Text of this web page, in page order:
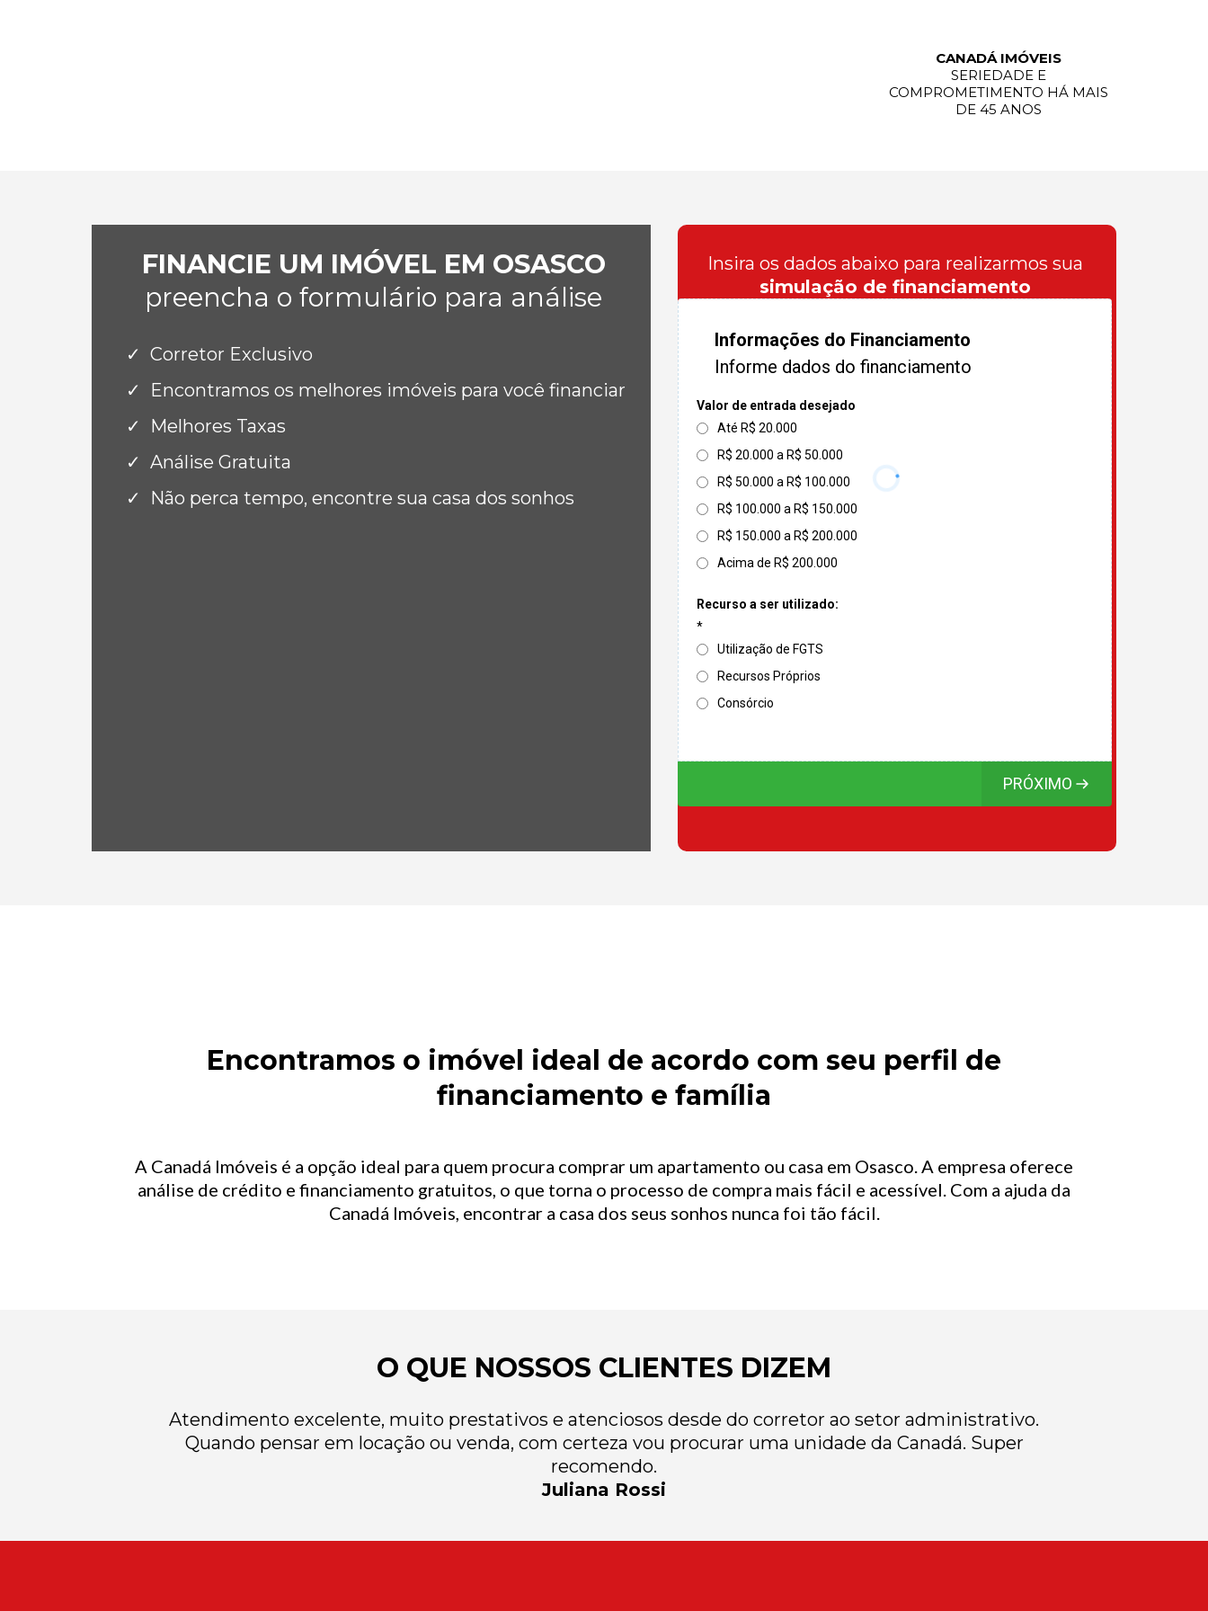
CANADÁ IMÓVEIS
SERIEDADE E
COMPROMETIMENTO HÁ MAIS
DE 45 ANOS
FINANCIE UM IMÓVEL EM OSASCO
preencha o formulário para análise
Corretor Exclusivo
Encontramos os melhores imóveis para você financiar
Melhores Taxas
Análise Gratuita
Não perca tempo, encontre sua casa dos sonhos
Insira os dados abaixo para realizarmos sua
simulação de financiamento
Informações do Financiamento
Informe dados do financiamento
Valor de entrada desejado
Até R$ 20.000
R$ 20.000 a R$ 50.000
R$ 50.000 a R$ 100.000
R$ 100.000 a R$ 150.000
R$ 150.000 a R$ 200.000
Acima de R$ 200.000
Recurso a ser utilizado:
*
Utilização de FGTS
Recursos Próprios
Consórcio
PRÓXIMO
Encontramos o imóvel ideal de acordo com seu perfil de
financiamento e família
A Canadá Imóveis é a opção ideal para quem procura comprar um apartamento ou casa em Osasco. A empresa oferece
análise de crédito e financiamento gratuitos, o que torna o processo de compra mais fácil e acessível. Com a ajuda da
Canadá Imóveis, encontrar a casa dos seus sonhos nunca foi tão fácil.
O QUE NOSSOS CLIENTES DIZEM
Atendimento excelente, muito prestativos e atenciosos desde do corretor ao setor administrativo.
Quando pensar em locação ou venda, com certeza vou procurar uma unidade da Canadá. Super
recomendo.
Juliana Rossi